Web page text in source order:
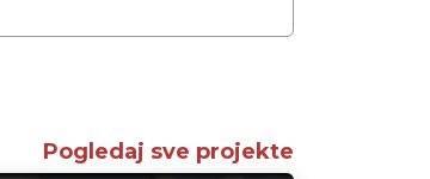
Pogledaj sve projekte